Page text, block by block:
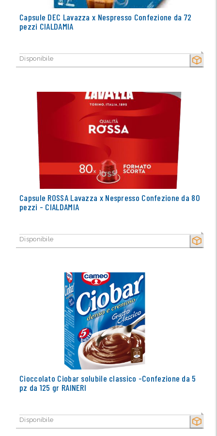
SECCO
Capsule DEC Lavazza x Nespresso Confezione da 72
pezzi CIALDAMIA
Disponibile
SECCO
Capsule ROSSA Lavazza x Nespresso Confezione da 80
pezzi - CIALDAMIA
Disponibile
SECCO
Cioccolato Ciobar solubile classico -Confezione da 5
pz da 125 gr RAINERI
Disponibile